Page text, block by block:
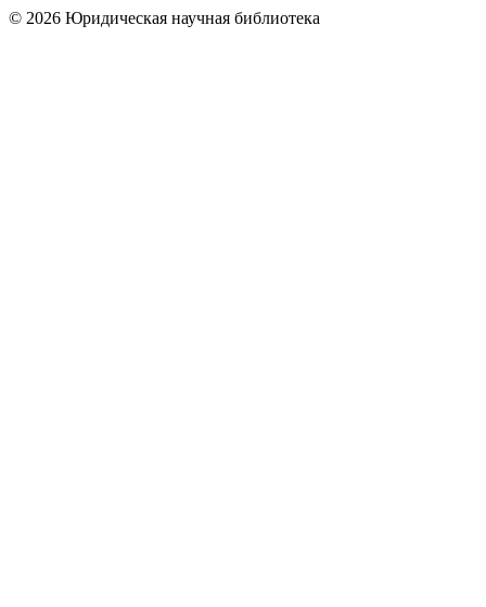
© 2026 Юридическая научная библиотека